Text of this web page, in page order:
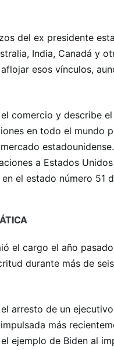
del ex presidente
India, Canadá y
esos vínculos,
comercio y describe
en todo el mundo
a Estados
el estado número 51
el cargo el año
durante más de
arresto de un
más
ejemplo de Biden al